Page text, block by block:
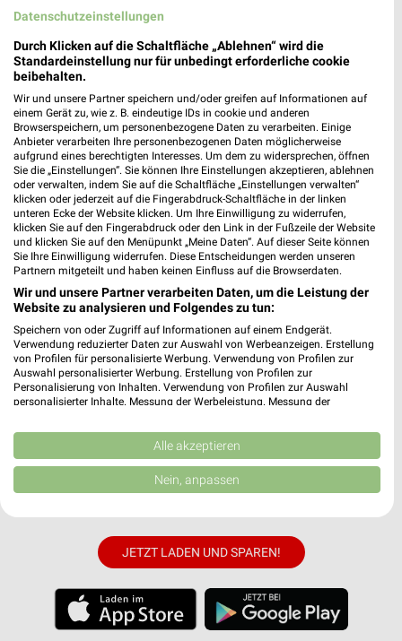
Jetzt alle "Angebote ab Donnerstag" Themen entdecken!
MEHR PROSPEKTE
weekli - Prospekte & Angebote App
Alle EDEKA Angebote immer griffbereit – mit der kostenlosen
Standortgenaue Angebote
✔Folge deinem Lieblingshändler
Push-Benachrichtigungen bei neuen Prospekten
JETZT LADEN UND SPAREN!
Datenschutzeinstellungen
Durch Klicken auf die Schaltfläche „Ablehnen“ wird die
Standardeinstellung nur für unbedingt erforderliche cookie
beibehalten.
Wir und unsere Partner speichern und/oder greifen auf Informationen auf
einem Gerät zu, wie z. B. eindeutige IDs in cookie und anderen
Browserspeichern, um personenbezogene Daten zu verarbeiten. Einige
Anbieter verarbeiten Ihre personenbezogenen Daten möglicherweise
aufgrund eines berechtigten Interesses. Um dem zu widersprechen, öffnen
Sie die „Einstellungen“. Sie können Ihre Einstellungen akzeptieren, ablehnen
oder verwalten, indem Sie auf die Schaltfläche „Einstellungen verwalten“
klicken oder jederzeit auf die Fingerabdruck-Schaltfläche in der linken
unteren Ecke der Website klicken. Um Ihre Einwilligung zu widerrufen,
klicken Sie auf den Fingerabdruck oder den Link in der Fußzeile der Website
und klicken Sie auf den Menüpunkt „Meine Daten“. Auf dieser Seite können
Sie Ihre Einwilligung widerrufen. Diese Entscheidungen werden unseren
Partnern mitgeteilt und haben keinen Einfluss auf die Browserdaten.
Wir und unsere Partner verarbeiten Daten, um die Leistung der
Website zu analysieren und Folgendes zu tun:
Speichern von oder Zugriff auf Informationen auf einem Endgerät.
Verwendung reduzierter Daten zur Auswahl von Werbeanzeigen. Erstellung
von Profilen für personalisierte Werbung. Verwendung von Profilen zur
Auswahl personalisierter Werbung. Erstellung von Profilen zur
Personalisierung von Inhalten. Verwendung von Profilen zur Auswahl
personalisierter Inhalte. Messung der Werbeleistung. Messung der
Kombinationen von Daten aus verschiedenen Quellen. Entwicklung und
Verbesserung der Angebote. Verwendung reduzierter Daten zur Auswahl
von Inhalten.
Daten können außerhalb der Europäischen Union weitergegeben und in die
Website/App.
Partnerliste anzeigen (1 IAB-Anbieter)
Wir nutzen Ihre Daten für folgende Zwecke:
IAB-Verarbeitungszwecke:
Speichern von oder Zugriff auf Informationen
auf einem Endgerät
Alle akzeptieren
Nein, anpassen